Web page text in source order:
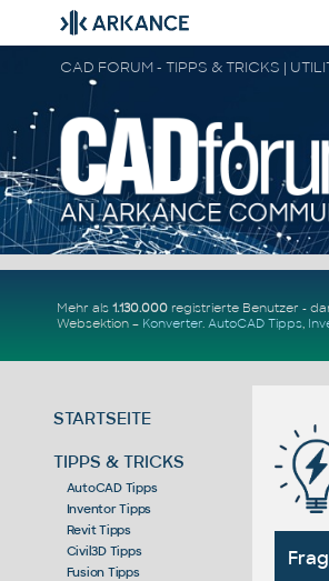
Mehr als 1.130.000registrierte Benutzer -
Websektion – Konverter. AutoCAD Tipps,
STARTSEITE
TIPPS & TRICKS
AutoCAD Tipps
Inventor Tipps
Revit Tipps
Civil3D Tipps
Fusion Tipps